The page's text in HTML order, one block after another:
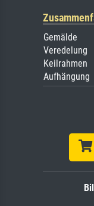
Gemälde
Veredelung
Keilrahmen
Aufhängung